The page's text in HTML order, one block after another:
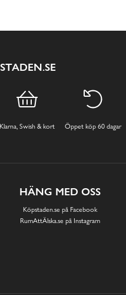
Klarna, Swish & kort Öppet köp 60 dagar
HÄNG MED OSS
Köpstaden.se på Facebook
RumAttÄlska.se på Instagram